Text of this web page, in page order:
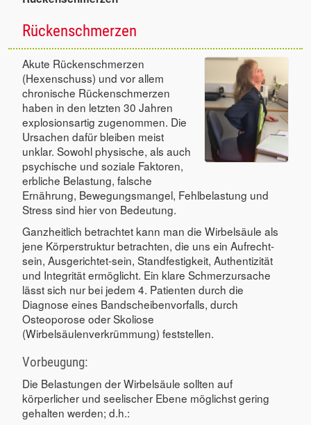
Rückenschmerzen
Akute Rückenschmerzen
(Hexenschuss) und vor allem
chronische Rückenschmerzen
haben in den letzten 30 Jahren
explosionsartig zugenommen. Die
Ursachen dafür bleiben meist
unklar. Sowohl physische, als auch
psychische und soziale Faktoren,
erbliche Belastung, falsche
Ernährung, Bewegungsmangel, Fehlbelastung und
Stress sind hier von Bedeutung.
Ganzheitlich betrachtet kann man die Wirbelsäule als
jene Körperstruktur betrachten, die uns ein Aufrecht-
sein, Ausgerichtet-sein, Standfestigkeit, Authentizität
und Integrität ermöglicht. Ein klare Schmerzursache
lässt sich nur bei jedem 4. Patienten durch die
Diagnose eines Bandscheibenvorfalls, durch
Osteoporose oder Skoliose
(Wirbelsäulenverkrümmung) feststellen.
Vorbeugung:
Die Belastungen der Wirbelsäule sollten auf
körperlicher und seelischer Ebene möglichst gering
gehalten werden; d.h.: